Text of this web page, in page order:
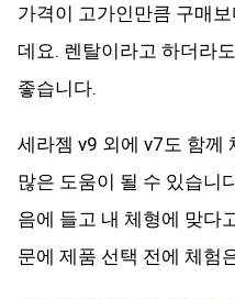
가격이 고가인만큼 구매
데요. 렌탈이라고 하더라
좋습니다.
세라젬 v9 외에 v7도 함께
많은 도움이 될 수 있습니
음에 들고 내 체형에 맞다
문에 제품 선택 전에 체험